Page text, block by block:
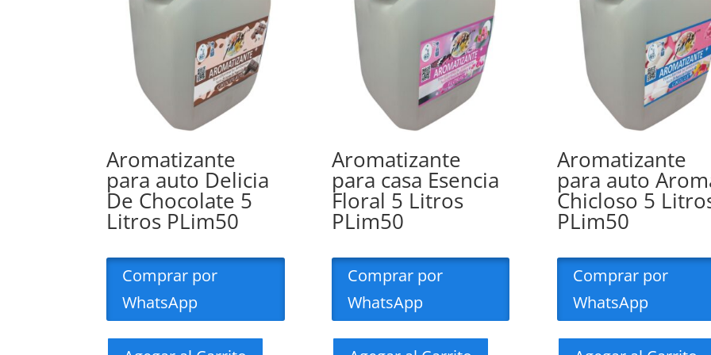
Aromatizante
para auto Delicia
De Chocolate 5
Litros PLim50
Comprar por
WhatsApp
Aromatizante
para casa Esencia
Floral 5 Litros
PLim50
Comprar por
WhatsApp
Aromatizante
para auto
Chicloso 5
PLim50
Comprar por
WhatsApp